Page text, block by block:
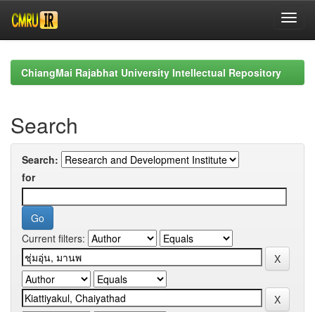
navigationChiangMai Rajabhat University Intellectual Repository
Search
Search:
for
Current filters: